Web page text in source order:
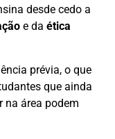
desde cedo a
e da ética
prévia, o que
que ainda
na área podem